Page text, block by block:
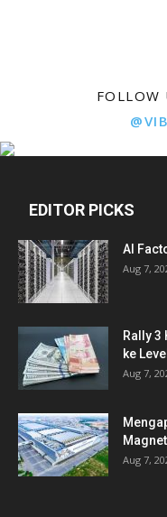
FOLLOW
EDITOR PICKS
AI
Aug 7,
Rally 3
ke
Aug 7,
Aug 7,